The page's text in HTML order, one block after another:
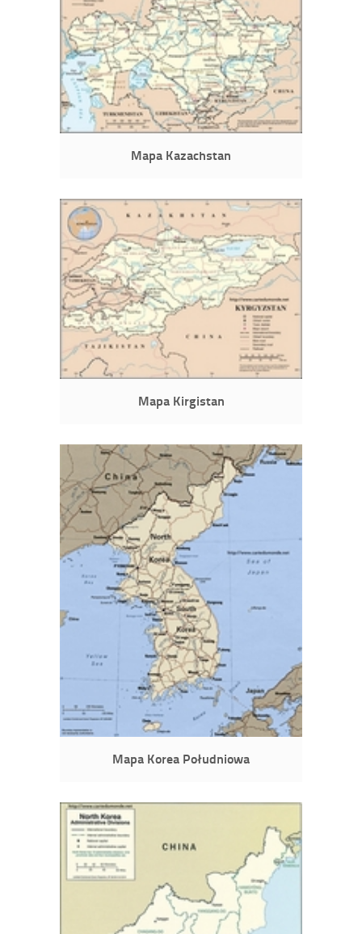
Mapa Kazachstan
Mapa Kirgistan
Mapa Korea Południowa